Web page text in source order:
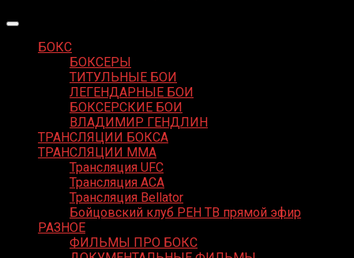
БОКС
БОКСЕРЫ
ТИТУЛЬНЫЕ БОИ
ЛЕГЕНДАРНЫЕ БОИ
БОКСЕРСКИЕ БОИ
ВЛАДИМИР ГЕНДЛИН
ТРАНСЛЯЦИИ БОКСА
ТРАНСЛЯЦИИ MMA
Трансляция UFC
Трансляция ACA
Трансляция Bellator
Бойцовский клуб РЕН ТВ прямой эфир
РАЗНОЕ
ФИЛЬМЫ ПРО БОКС